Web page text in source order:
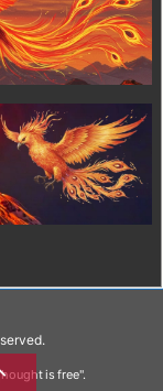
is free".